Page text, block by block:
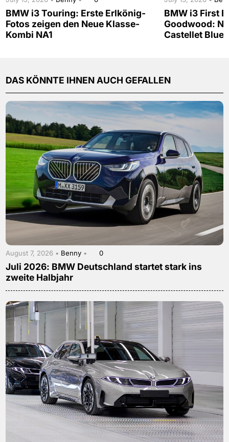
BMW i3 Touring: Erste Erlkönig-
Fotos zeigen den Neue Klasse-
Kombi NA1
BMW i3 First
Goodwood:
Castellet Blue
DAS KÖNNTE IHNEN AUCH GEFALLEN
August 7, 2026 • Benny • 0
Juli 2026: BMW Deutschland startet stark ins
zweite Halbjahr